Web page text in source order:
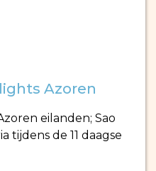
Azoren
eilanden; Sao
tijdens de 11 daagse